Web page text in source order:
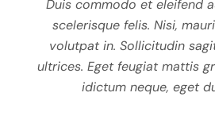
Duis commodo et eleifend
scelerisque felis. Nisi,
volutpat in. Sollicitudin
ultrices. Eget feugiat mattis
idictum neque, eget
in.